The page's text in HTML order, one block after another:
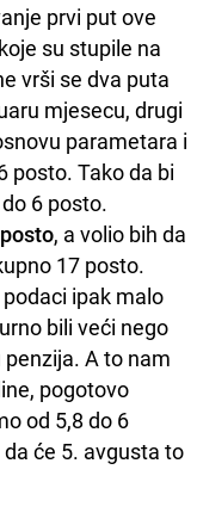
prvi put ove
su stupile na
vrši se dva puta
mjesecu, drugi
parametara i
posto. Tako da bi
6 posto.
, a volio bih da
17 posto.
ipak malo
bili veći nego
A to nam
pogotovo
od 5,8 do 6
će 5. avgusta to